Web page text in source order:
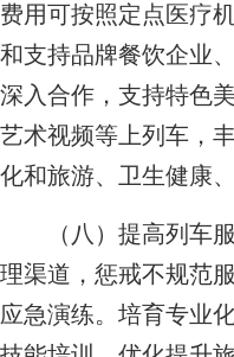
费用可按照定点医疗
和支持品牌餐饮企业
深入合作，支持特色
艺术视频等上列车，
化和旅游、卫生健康
（八）提高列车服
理渠道，惩戒不规范
应急演练。培育专业